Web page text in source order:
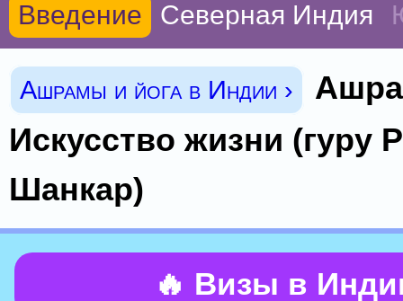
Введение Северная Индия
Ашрамы и йога в Индии ›
Искусство жизни (гуру
Шанкар)
🔥 Визы в